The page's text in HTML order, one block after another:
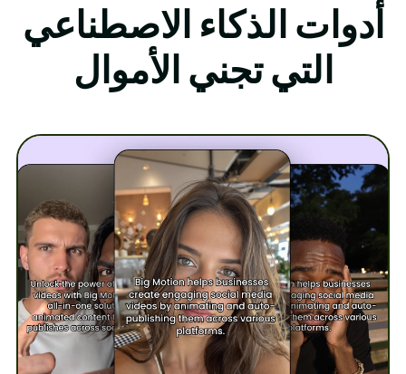
أدوات الذكاء الاصطناعي
التي تجني الأموال